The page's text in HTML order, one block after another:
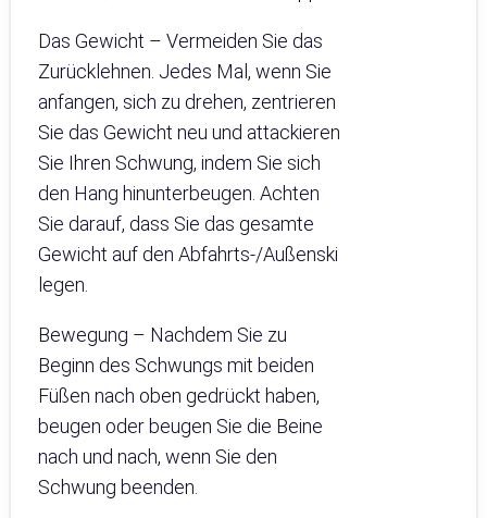
Das Gewicht – Vermeiden Sie das
Zurücklehnen. Jedes Mal, wenn Sie
anfangen, sich zu drehen, zentrieren
Sie das Gewicht neu und attackieren
Sie Ihren Schwung, indem Sie sich
den Hang hinunterbeugen. Achten
Sie darauf, dass Sie das gesamte
Gewicht auf den Abfahrts-/Außenski
legen.
Bewegung – Nachdem Sie zu
Beginn des Schwungs mit beiden
Füßen nach oben gedrückt haben,
beugen oder beugen Sie die Beine
nach und nach, wenn Sie den
Schwung beenden.